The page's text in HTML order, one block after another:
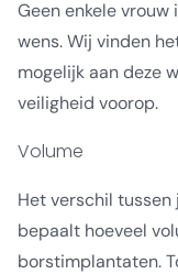
Geen enkele
wens. Wij vinden
mogelijk aan deze
veiligheid voorop.
Volume
Het verschil
bepaalt hoeveel
borstimplantaten.